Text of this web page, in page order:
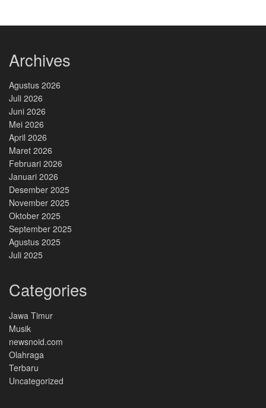
Archives
Agustus 2026
Juli 2026
Juni 2026
Mei 2026
April 2026
Maret 2026
Februari 2026
Januari 2026
Desember 2025
November 2025
Oktober 2025
September 2025
Agustus 2025
Juli 2025
Categories
Jawa Timur
Musik
newsnoid.com
Olahraga
Terbaru
Uncategorized